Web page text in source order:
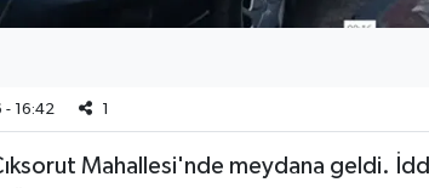
16:42 1
Mahallesi'nde meydana geldi.